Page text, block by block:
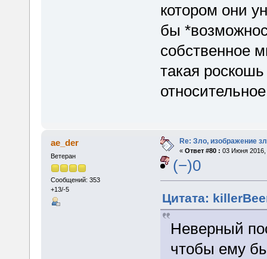
котором они
бы
собственное
такая
ae_der
Ветеран
Сообщений: 353
+13/-5
Re: Зло, изображение
« Ответ #80 : 03 Июня 2016,
(−)0
Цитата:
Неверный
чтобы ему